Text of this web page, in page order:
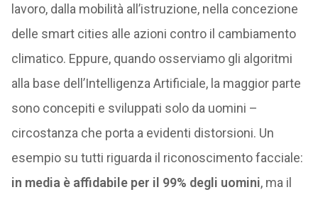
lavoro, dalla mobilità all’istruzione, nella concezione
delle smart cities alle azioni contro il cambiamento
climatico. Eppure, quando osserviamo gli algoritmi
alla base dell’Intelligenza Artificiale, la maggior parte
sono concepiti e sviluppati solo da uomini –
circostanza che porta a evidenti distorsioni. Un
esempio su tutti riguarda il riconoscimento facciale:
in media è affidabile per il 99% degli uomini, ma il